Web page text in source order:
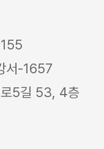
서-1657
로5길 53, 4층